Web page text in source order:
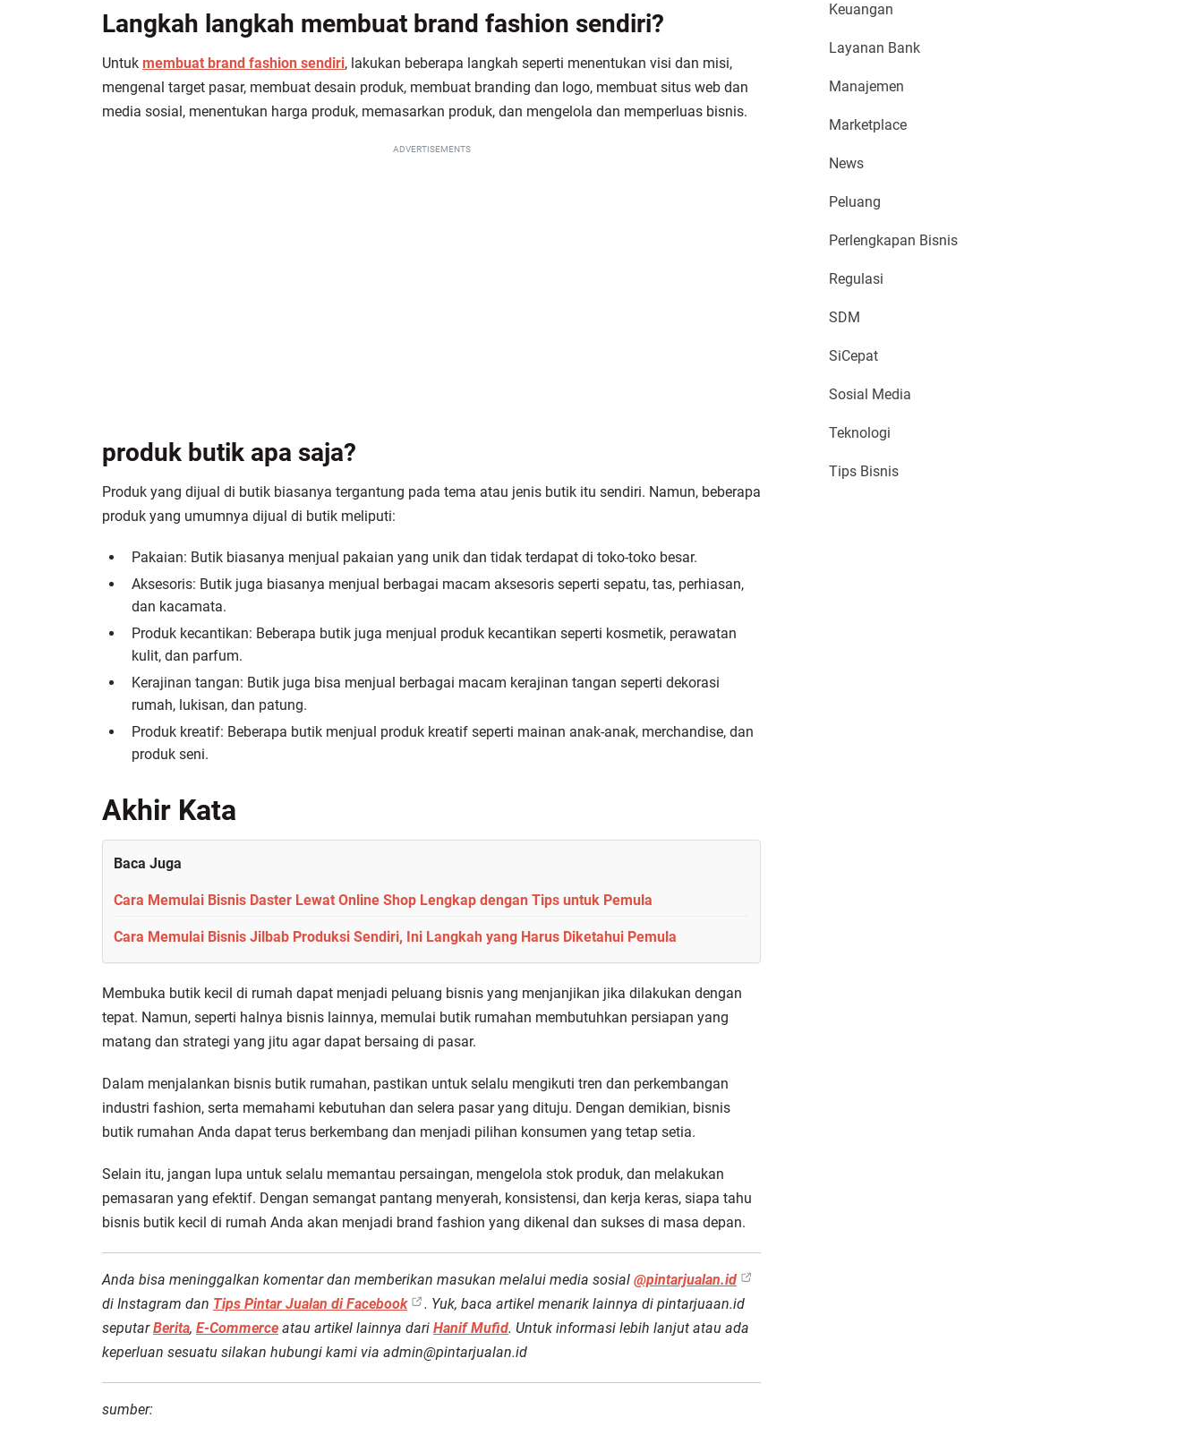
Langkah langkah membuat brand fashion sendiri?
Untuk membuat brand fashion sendiri, lakukan beberapa langkah seperti menentukan visi dan misi,
mengenal target pasar, membuat desain produk, membuat branding dan logo, membuat situs web dan
media sosial, menentukan harga produk, memasarkan produk, dan mengelola dan memperluas bisnis.
ADVERTISEMENTS
produk butik apa saja?
Produk yang dijual di butik biasanya tergantung pada tema atau jenis butik itu sendiri. Namun, beberapa
produk yang umumnya dijual di butik meliputi:
Pakaian: Butik biasanya menjual pakaian yang unik dan tidak terdapat di toko-toko besar.
Aksesoris: Butik juga biasanya menjual berbagai macam aksesoris seperti sepatu, tas, perhiasan,
dan kacamata.
Produk kecantikan: Beberapa butik juga menjual produk kecantikan seperti kosmetik, perawatan
kulit, dan parfum.
Kerajinan tangan: Butik juga bisa menjual berbagai macam kerajinan tangan seperti dekorasi
rumah, lukisan, dan patung.
Produk kreatif: Beberapa butik menjual produk kreatif seperti mainan anak-anak, merchandise, dan
produk seni.
Akhir Kata
Baca Juga
Cara Memulai Bisnis Daster Lewat Online Shop Lengkap dengan Tips untuk Pemula
Cara Memulai Bisnis Jilbab Produksi Sendiri, Ini Langkah yang Harus Diketahui Pemula
Membuka butik kecil di rumah dapat menjadi peluang bisnis yang menjanjikan jika dilakukan dengan
tepat. Namun, seperti halnya bisnis lainnya, memulai butik rumahan membutuhkan persiapan yang
matang dan strategi yang jitu agar dapat bersaing di pasar.
Dalam menjalankan bisnis butik rumahan, pastikan untuk selalu mengikuti tren dan perkembangan
industri fashion, serta memahami kebutuhan dan selera pasar yang dituju. Dengan demikian, bisnis
butik rumahan Anda dapat terus berkembang dan menjadi pilihan konsumen yang tetap setia.
Selain itu, jangan lupa untuk selalu memantau persaingan, mengelola stok produk, dan melakukan
pemasaran yang efektif. Dengan semangat pantang menyerah, konsistensi, dan kerja keras, siapa tahu
bisnis butik kecil di rumah Anda akan menjadi brand fashion yang dikenal dan sukses di masa depan.
Anda bisa meninggalkan komentar dan memberikan masukan melalui media sosial @pintarjualan.id
di Instagram dan Tips Pintar Jualan di Facebook
. Yuk, baca artikel menarik lainnya di pintarjuaan.id
seputarBerita, E-Commerce atau artikel lainnya dari Hanif Mufid. Untuk informasi lebih lanjut atau ada
keperluan sesuatu silakan hubungi kami via admin@pintarjualan.id
sumber:
Keuangan
Layanan Bank
Manajemen
Marketplace
News
Peluang
Perlengkapan Bisnis
Regulasi
SDM
SiCepat
Sosial Media
Teknologi
Tips Bisnis